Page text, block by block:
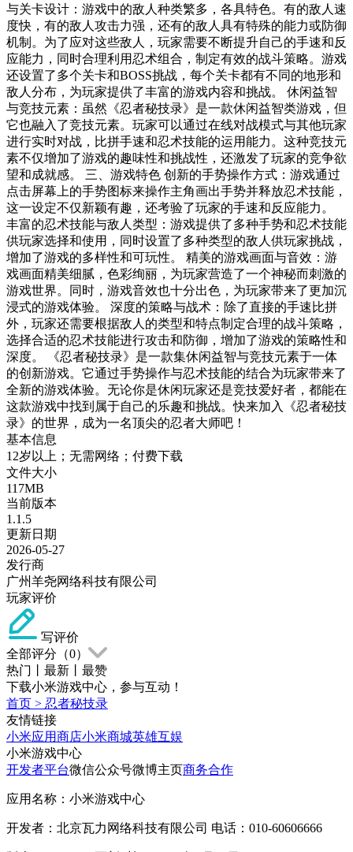
与关卡设计：游戏中的敌人种类繁多，各具特色。有的敌人速
度快，有的敌人攻击力强，还有的敌人具有特殊的能力或防御
机制。为了应对这些敌人，玩家需要不断提升自己的手速和反
应能力，同时合理利用忍术组合，制定有效的战斗策略。游戏
还设置了多个关卡和BOSS挑战，每个关卡都有不同的地形和
敌人分布，为玩家提供了丰富的游戏内容和挑战。 休闲益智
与竞技元素：虽然《忍者秘技录》是一款休闲益智类游戏，但
它也融入了竞技元素。玩家可以通过在线对战模式与其他玩家
进行实时对战，比拼手速和忍术技能的运用能力。这种竞技元
素不仅增加了游戏的趣味性和挑战性，还激发了玩家的竞争欲
望和成就感。 三、游戏特色 创新的手势操作方式：游戏通过
点击屏幕上的手势图标来操作主角画出手势并释放忍术技能，
这一设定不仅新颖有趣，还考验了玩家的手速和反应能力。
丰富的忍术技能与敌人类型：游戏提供了多种手势和忍术技能
供玩家选择和使用，同时设置了多种类型的敌人供玩家挑战，
增加了游戏的多样性和可玩性。 精美的游戏画面与音效：游
戏画面精美细腻，色彩绚丽，为玩家营造了一个神秘而刺激的
游戏世界。同时，游戏音效也十分出色，为玩家带来了更加沉
浸式的游戏体验。 深度的策略与战术：除了直接的手速比拼
外，玩家还需要根据敌人的类型和特点制定合理的战斗策略，
选择合适的忍术技能进行攻击和防御，增加了游戏的策略性和
深度。 《忍者秘技录》是一款集休闲益智与竞技元素于一体
的创新游戏。它通过手势操作与忍术技能的结合为玩家带来了
全新的游戏体验。无论你是休闲玩家还是竞技爱好者，都能在
这款游戏中找到属于自己的乐趣和挑战。快来加入《忍者秘技
录》的世界，成为一名顶尖的忍者大师吧！
基本信息
12岁以上；无需网络；付费下载
文件大小
117MB
当前版本
1.1.5
更新日期
2026-05-27
发行商
广州羊尧网络科技有限公司
玩家评价
写评价
全部评分（0）
热门
最新
最赞
下载小米游戏中心，参与互动！
首页 > 忍者秘技录
友情链接
小米应用商店小米商城英雄互娱
小米游戏中心
开发者平台微信公众号微博主页商务合作
应用名称：小米游戏中心
开发者：北京瓦力网络科技有限公司 电话：010-60606666